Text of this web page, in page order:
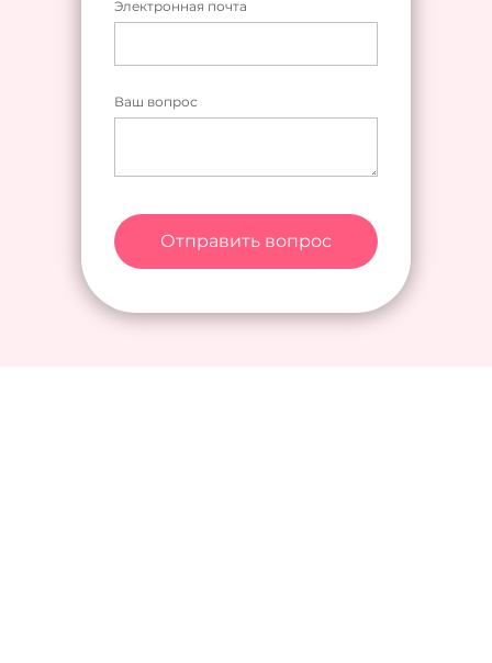
Электронная почта
Ваш вопрос
Отправить вопрос